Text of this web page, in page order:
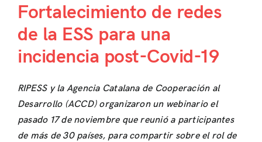
Fortalecimiento de redes
de la ESS para una
incidencia post-Covid-19
RIPESS y la Agencia Catalana de Cooperación al
Desarrollo (ACCD) organizaron un webinario el
pasado 17 de noviembre que reunió a participantes
de más de 30 países, para compartir sobre el rol de